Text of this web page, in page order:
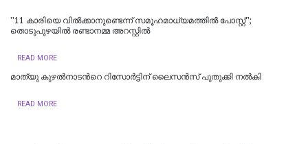
''11 കാരിയെ വിൽക്കാനുണ്ടെന്ന് സമൂഹമാധ്യമത്തിൽ പോസ്റ്റ്'';
തൊടുപുഴയിൽ രണ്ടാനമ്മ അറസ്റ്റിൽ
READ MORE
മാത്യു കുഴൽനാടന്‍റെ റിസോർട്ടിന് ലൈസൻസ് പുതുക്കി നൽകി
READ MORE